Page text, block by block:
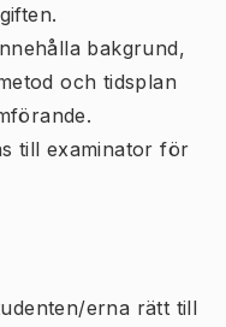
bakgrund,
och tidsplan
till examinator för
erna rätt till